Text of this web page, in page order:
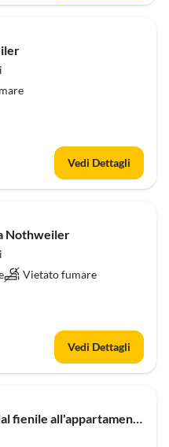
Vedi Dettagli
Nothweiler
Vietato fumare
Vedi Dettagli
Appartamento La Casa Blu: dal fienile all'appartamento per le vacanze.